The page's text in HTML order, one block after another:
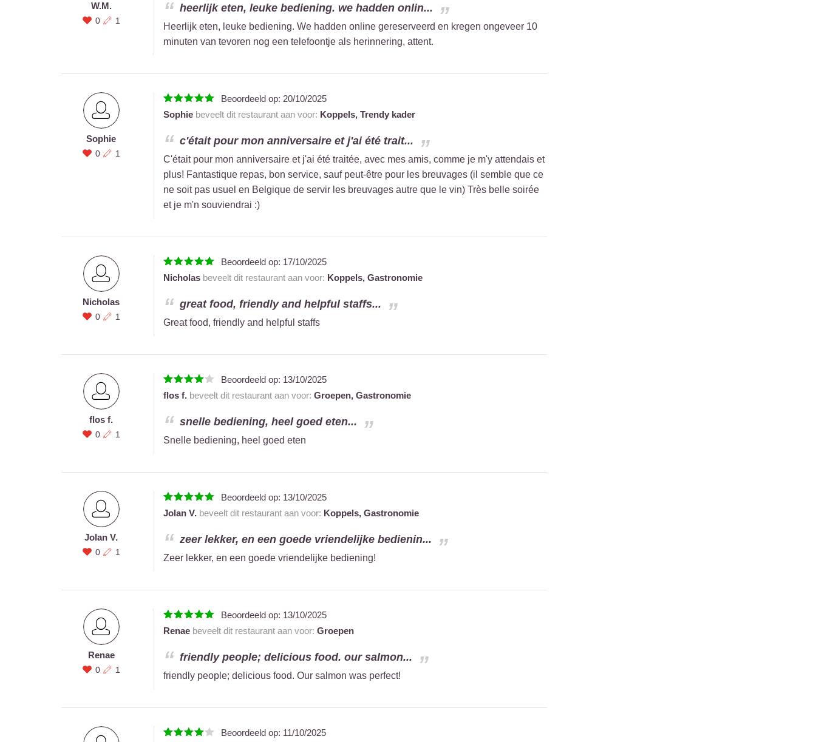
W.M.
0 1
heerlijk eten, leuke bediening. we hadden onlin...
Heerlijk eten, leuke bediening. We hadden online gereserveerd en kregen ongeveer 10
minuten van tevoren nog een telefoontje als herinnering, attent.
Sophie
0 1
Beoordeeld op: 20/10/2025
Sophiebeveelt dit restaurant aan voor: Koppels, Trendy kader
c'était pour mon anniversaire et j'ai été trait...
C'était pour mon anniversaire et j'ai été traitée, avec mes amis, comme je m'y attendais et
plus! Fantastique repas, bon service, sauf peut-être pour les breuvages (il semble que ce
ne soit pas usuel en Belgique de servir les breuvages autre que le vin) Très belle soirée
et je m'n souviendrai :)
Nicholas
0 1
Beoordeeld op: 17/10/2025
Nicholasbeveelt dit restaurant aan voor: Koppels, Gastronomie
great food, friendly and helpful staffs...
Great food, friendly and helpful staffs
flos f.
0 1
Beoordeeld op: 13/10/2025
flos f.beveelt dit restaurant aan voor: Groepen, Gastronomie
snelle bediening, heel goed eten...
Snelle bediening, heel goed eten
Jolan V.
0 1
Beoordeeld op: 13/10/2025
Jolan V.beveelt dit restaurant aan voor: Koppels, Gastronomie
zeer lekker, en een goede vriendelijke bedienin...
Zeer lekker, en een goede vriendelijke bediening!
Renae
0 1
Beoordeeld op: 13/10/2025
Renaebeveelt dit restaurant aan voor: Groepen
friendly people; delicious food. our salmon...
friendly people; delicious food. Our salmon was perfect!
Beoordeeld op: 11/10/2025